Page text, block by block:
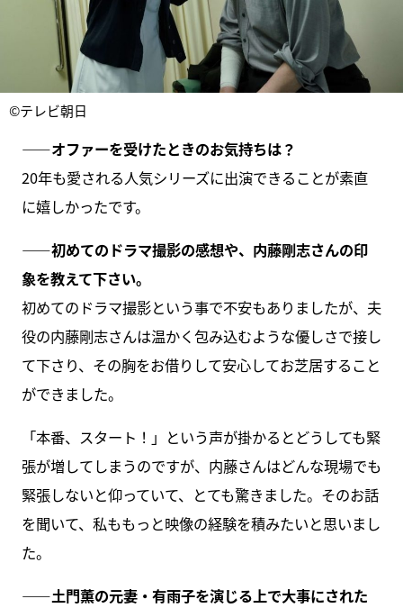
©テレビ朝日
――オファーを受けたときのお気持ちは？
20年も愛される人気シリーズに出演できることが素直
に嬉しかったです。
――初めてのドラマ撮影の感想や、内藤剛志さんの印
象を教えて下さい。
初めてのドラマ撮影という事で不安もありましたが、夫
役の内藤剛志さんは温かく包み込むような優しさで接し
て下さり、その胸をお借りして安心してお芝居すること
ができました。
「本番、スタート！」という声が掛かるとどうしても緊
張が増してしまうのですが、内藤さんはどんな現場でも
緊張しないと仰っていて、とても驚きました。そのお話
を聞いて、私ももっと映像の経験を積みたいと思いまし
た。
――土門薫の元妻・有雨子を演じる上で大事にされた